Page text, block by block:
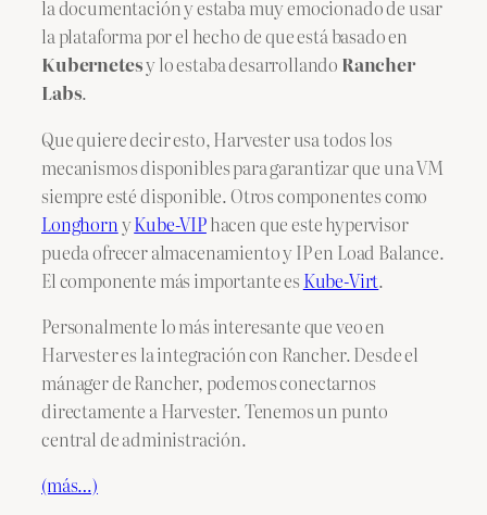
la documentación y estaba muy emocionado de usar
la plataforma por el hecho de que está basado en
Kubernetesy lo estaba desarrollando Rancher
Labs.
Que quiere decir esto, Harvester usa todos los
mecanismos disponibles para garantizar que una VM
siempre esté disponible. Otros componentes como
LonghornyKube-VIPhacen que este hypervisor
pueda ofrecer almacenamiento y IP en Load Balance.
El componente más importante esKube-Virt.
Personalmente lo más interesante que veo en
Harvester es la integración con Rancher. Desde el
mánager de Rancher, podemos conectarnos
directamente a Harvester. Tenemos un punto
central de administración.
(más…)